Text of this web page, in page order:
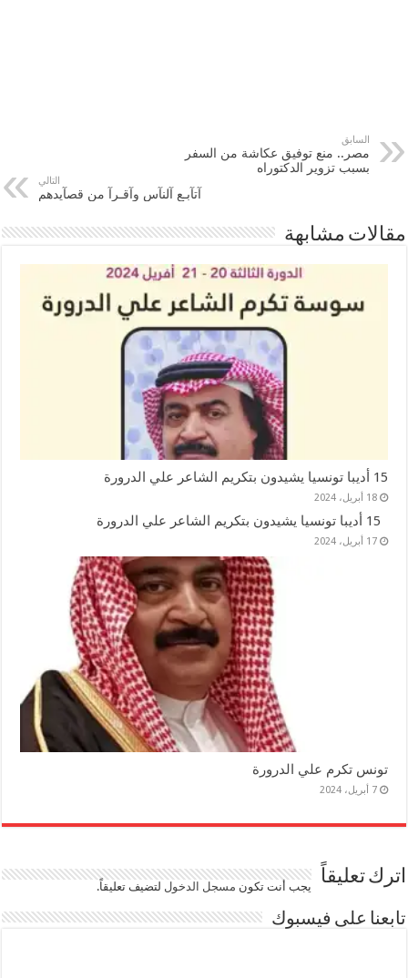
السابق
مصر.. منع توفيق عكاشة من السفر
بسبب تزوير الدكتوراه
التالي
ﺁﺗﺂﺑـﻊ ﺁﻟﻨﺂﺱ ﻭﺁﻗـﺮﺁ ﻣﻦ ﻗﺼﺂﻳﺪﻫﻢ
مقالات مشابهة
15 أديبا تونسيا يشيدون بتكريم الشاعر علي الدرورة
18 أبريل، 2024
17 أبريل، 2024
تونس تكرم علي الدرورة
7 أبريل، 2024
اترك تعليقاً يجب أنت تكون مسجل الدخوللتضيف تعليقاً.
تابعنا على فيسبوك